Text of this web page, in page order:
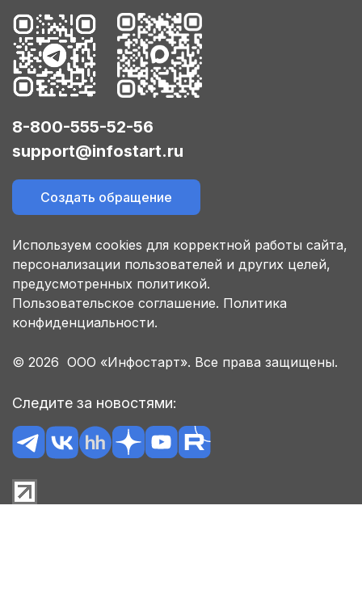
8-800-555-52-56
support@infostart.ru
Создать обращение
Используем cookies для корректной работы сайта,
персонализации пользователей и других целей,
предусмотренных политикой.
Пользовательское соглашение. Политика
конфиденциальности.
© 2026 ООО «Инфостарт». Все права защищены.
Следите за новостями: